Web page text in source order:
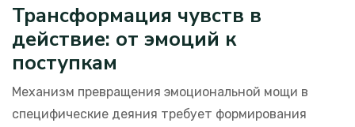
Трансформация чувств в
действие: от эмоций к
поступкам
Механизм превращения эмоциональной мощи в
специфические деяния требует формирования